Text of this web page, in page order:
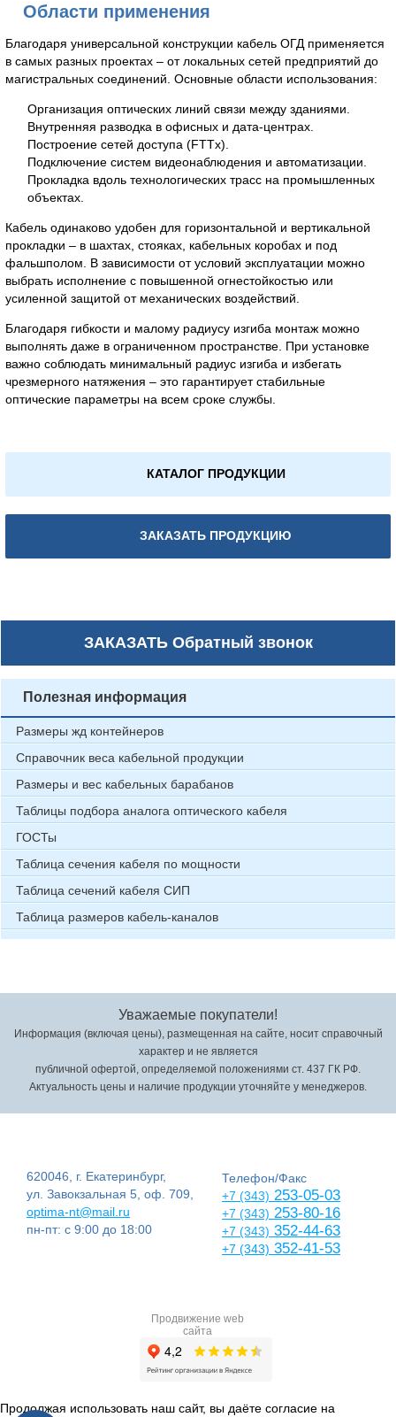
Области применения
Благодаря универсальной конструкции кабель ОГД применяется
в самых разных проектах – от локальных сетей предприятий до
магистральных соединений. Основные области использования:
Организация оптических линий связи между зданиями.
Внутренняя разводка в офисных и дата-центрах.
Построение сетей доступа (FTTx).
Подключение систем видеонаблюдения и автоматизации.
Прокладка вдоль технологических трасс на промышленных
объектах.
Кабель одинаково удобен для горизонтальной и вертикальной
прокладки – в шахтах, стояках, кабельных коробах и под
фальшполом. В зависимости от условий эксплуатации можно
выбрать исполнение с повышенной огнестойкостью или
усиленной защитой от механических воздействий.
Благодаря гибкости и малому радиусу изгиба монтаж можно
выполнять даже в ограниченном пространстве. При установке
важно соблюдать минимальный радиус изгиба и избегать
чрезмерного натяжения – это гарантирует стабильные
оптические параметры на всем сроке службы.
КАТАЛОГ ПРОДУКЦИИ
ЗАКАЗАТЬ ПРОДУКЦИЮ
ЗАКАЗАТЬОбратный звонок
Полезная информация
Размеры жд контейнеров
Справочник веса кабельной продукции
Размеры и вес кабельных барабанов
Таблицы подбора аналога оптического кабеля
ГОСТы
Таблица сечения кабеля по мощности
Таблица сечений кабеля СИП
Таблица размеров кабель-каналов
Уважаемые покупатели!
Информация (включая цены), размещенная на сайте, носит справочный
характер и не является
публичной офертой, определяемой положениями ст. 437 ГК РФ.
Актуальность цены и наличие продукции уточняйте у менеджеров.
620046, г. Екатеринбург,
ул. Завокзальная 5, оф. 709,
optima-nt@mail.ru
пн-пт: с 9:00 до 18:00
Телефон/Факс
+7 (343) 253-05-03
+7 (343) 253-80-16
+7 (343) 352-44-63
+7 (343) 352-41-53
Продвижение web
сайта
Продолжая использовать наш сайт, вы даёте согласие на